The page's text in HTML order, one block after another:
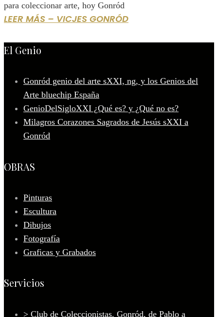
para coleccionar arte, hoy Gonród
LEER MÁS – VICJES GONRÓD
El Genio
Gonród genio del arte sXXI, ng, y los Genios del
Arte bluechip España
GenioDelSigloXXI ¿Qué es? y ¿Qué no es?
Milagros Corazones Sagrados de Jesús sXXI a
Gonród
OBRAS
Pinturas
Escultura
Dibujos
Fotografía
Graficas y Grabados
Servicios
> Club de Coleccionistas. Gonród, de Pablo a